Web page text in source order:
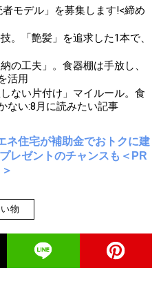
モデル」を募集します!<締め
。「艶髪」を追求した1本で、
の工夫」。食器棚は手放し、
活用
ない片付け」マイルール。食
ない:8月に読みたい記事
ネ住宅が補助金でおトクに建
レゼントのチャンスも＜PR
＞
物